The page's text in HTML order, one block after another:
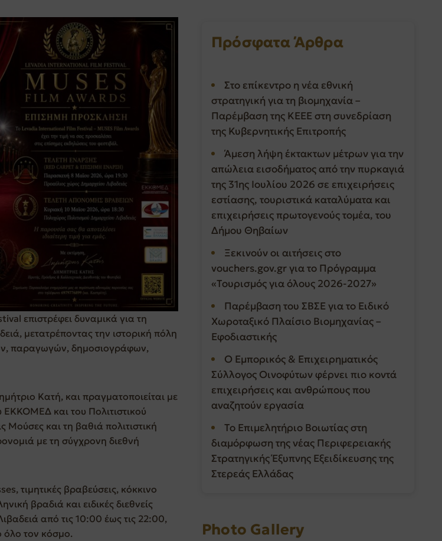
επιστρέφει δυναμικά για τη
μετατρέποντας την ιστορική πόλη
παραγωγών, δημοσιογράφων,
Κατή, και πραγματοποιείται με
και του Πολιτιστικού
και τη βαθιά πολιτιστική
με τη σύγχρονη διεθνή
τιμητικές βραβεύσεις, κόκκινο
βραδιά και ειδικές διεθνείς
από τις 10:00 έως τις 22:00,
όλο τον κόσμο.
Πρόσφατα Άρθρα
Στο επίκεντρο η νέα εθνική
στρατηγική για τη βιομηχανία –
Παρέμβαση της ΚΕΕΕ στη συνεδρίαση
της Κυβερνητικής Επιτροπής
Άμεση λήψη έκτακτων μέτρων για την
απώλεια εισοδήματος από την πυρκαγιά
της 31ης Ιουλίου 2026 σε επιχειρήσεις
εστίασης, τουριστικά καταλύματα και
επιχειρήσεις πρωτογενούς τομέα, του
Δήμου Θηβαίων
Ξεκινούν οι αιτήσεις στο
vouchers.gov.gr για το Πρόγραμμα
«Τουρισμός για όλους 2026-2027»
Παρέμβαση του ΣΒΣΕ για το Ειδικό
Χωροταξικό Πλαίσιο Βιομηχανίας –
Εφοδιαστικής
Ο Εμπορικός & Επιχειρηματικός
Σύλλογος Οινοφύτων φέρνει πιο κοντά
επιχειρήσεις και ανθρώπους που
αναζητούν εργασία
Το Επιμελητήριο Βοιωτίας στη
διαμόρφωση της νέας Περιφερειακής
Στρατηγικής Έξυπνης Εξειδίκευσης της
Στερεάς Ελλάδας
Photo Gallery